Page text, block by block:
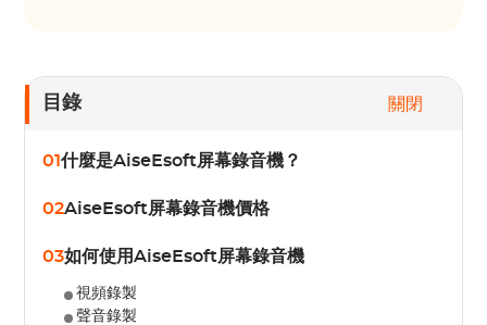
目錄 關閉
01什麼是AiseEsoft屏幕錄音機？
02AiseEsoft屏幕錄音機價格
03如何使用AiseEsoft屏幕錄音機
視頻錄製
聲音錄製